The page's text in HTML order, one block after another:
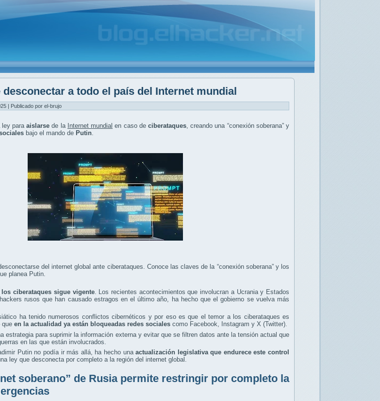
desconectar a todo el país del Internet mundial
| Publicado por el-brujo
ley paraaislarse de la Internet mundial en caso de ciberataques, creando una “conexión soberana” y
bajo el mando de Putin
del internet global ante ciberataques. Conoce las claves de la “conexión soberana” y los
planea Putin.
ciberataques sigue vigente. Los recientes acontecimientos que involucran a Ucrania y Estados
rusos que han causado estragos en el último año, ha hecho que el gobierno se vuelva más
ha tenido numerosos conflictos cibernéticos y por eso es que el temor a los ciberataques es
que en la actualidad ya están bloqueadas redes sociales como Facebook, Instagram y X (Twitter).
estrategia para suprimir la información externa y evitar que se filtren datos ante la tensión actual que
en las que están involucrados.
Putin no podía ir más allá, ha hecho unaactualización legislativa que endurece este control
ley que desconecta por completo a la región del internet global.
soberano” de Rusia permite restringir por completo la